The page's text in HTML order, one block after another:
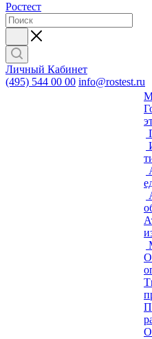
Ростест
Личный Кабинет
(495) 544 00 00 info@rostest.ru